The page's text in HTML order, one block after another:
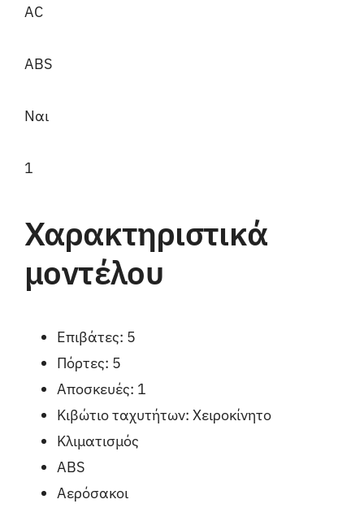
AC
ABS
Ναι
1
Χαρακτηριστικά
μοντέλου
Επιβάτες: 5
Πόρτες: 5
Αποσκευές: 1
Κιβώτιο ταχυτήτων: Χειροκίνητο
Κλιματισμός
ABS
Αερόσακοι